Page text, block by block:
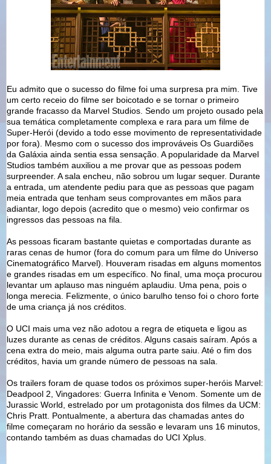
Eu admito que o sucesso do filme foi uma surpresa pra mim. Tive
um certo receio do filme ser boicotado e se tornar o primeiro
grande fracasso da Marvel Studios. Sendo um projeto ousado pela
sua temática completamente complexa e rara para um filme de
Super-Herói (devido a todo esse movimento de representatividade
por fora). Mesmo com o sucesso dos improváveis Os Guardiões
da Galáxia ainda sentia essa sensação. A popularidade da Marvel
Studios também auxiliou a me provar que as pessoas podem
surpreender. A sala encheu, não sobrou um lugar sequer. Durante
a entrada, um atendente pediu para que as pessoas que pagam
meia entrada que tenham seus comprovantes em mãos para
adiantar, logo depois (acredito que o mesmo) veio confirmar os
ingressos das pessoas na fila.
As pessoas ficaram bastante quietas e comportadas durante as
raras cenas de humor (fora do comum para um filme do Universo
Cinematográfico Marvel). Houveram risadas em alguns momentos
e grandes risadas em um específico. No final, uma moça procurou
levantar um aplauso mas ninguém aplaudiu. Uma pena, pois o
longa merecia. Felizmente, o único barulho tenso foi o choro forte
de uma criança já nos créditos.
O UCI mais uma vez não adotou a regra de etiqueta e ligou as
luzes durante as cenas de créditos. Alguns casais saíram. Após a
cena extra do meio, mais alguma outra parte saiu. Até o fim dos
créditos, havia um grande número de pessoas na sala.
Os trailers foram de quase todos os próximos super-heróis Marvel:
Deadpool 2, Vingadores: Guerra Infinita e Venom. Somente um de
Jurassic World, estrelado por um protagonista dos filmes da UCM:
Chris Pratt. Pontualmente, a abertura das chamadas antes do
filme começaram no horário da sessão e levaram uns 16 minutos,
contando também as duas chamadas do UCI Xplus.